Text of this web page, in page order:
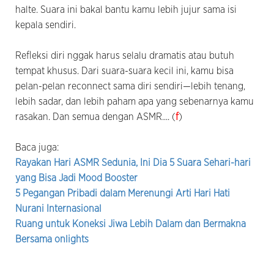
halte. Suara ini bakal bantu kamu lebih jujur sama isi
kepala sendiri.
Refleksi diri nggak harus selalu dramatis atau butuh
tempat khusus. Dari suara-suara kecil ini, kamu bisa
pelan-pelan reconnect sama diri sendiri—lebih tenang,
lebih sadar, dan lebih paham apa yang sebenarnya kamu
rasakan. Dan semua dengan ASMR.... (f)
Baca juga:
Rayakan Hari ASMR Sedunia, Ini Dia 5 Suara Sehari-hari
yang Bisa Jadi Mood Booster
5 Pegangan Pribadi dalam Merenungi Arti Hari Hati
Nurani Internasional
Ruang untuk Koneksi Jiwa Lebih Dalam dan Bermakna
Bersama onlights